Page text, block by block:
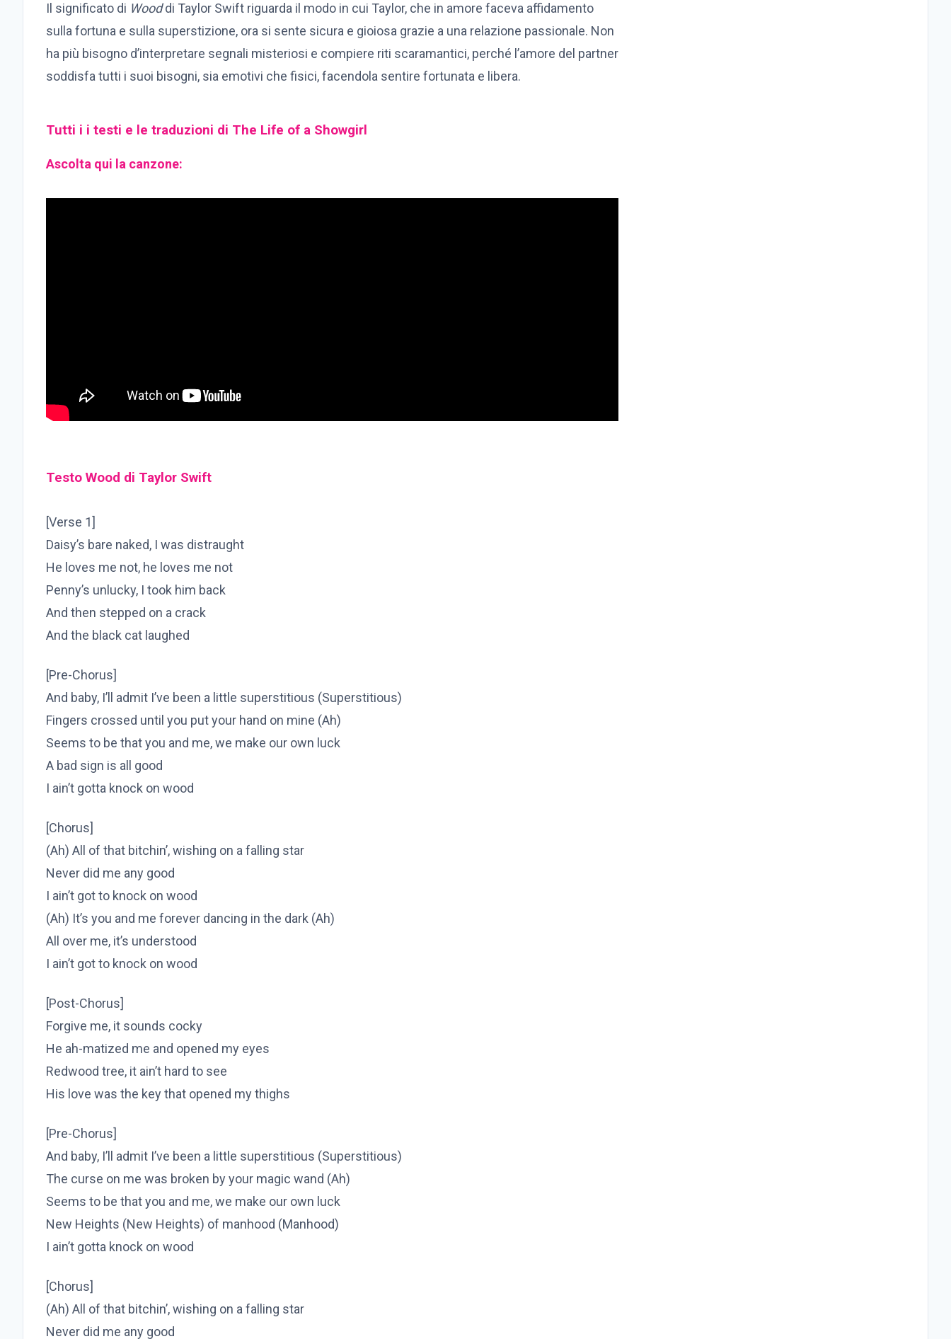
Il significato di Wooddi Taylor Swift riguarda il modo in cui Taylor, che in amore faceva affidamento
sulla fortuna e sulla superstizione, ora si sente sicura e gioiosa grazie a una relazione passionale. Non
ha più bisogno d’interpretare segnali misteriosi e compiere riti scaramantici, perché l’amore del partner
soddisfa tutti i suoi bisogni, sia emotivi che fisici, facendola sentire fortunata e libera.
Tutti i i testi e le traduzioni di The Life of a Showgirl
Ascolta qui la canzone:
Testo Wood di Taylor Swift
[Verse 1]
Daisy’s bare naked, I was distraught
He loves me not, he loves me not
Penny’s unlucky, I took him back
And then stepped on a crack
And the black cat laughed
[Pre-Chorus]
And baby, I’ll admit I’ve been a little superstitious (Superstitious)
Fingers crossed until you put your hand on mine (Ah)
Seems to be that you and me, we make our own luck
A bad sign is all good
I ain’t gotta knock on wood
[Chorus]
(Ah) All of that bitchin’, wishing on a falling star
Never did me any good
I ain’t got to knock on wood
(Ah) It’s you and me forever dancing in the dark (Ah)
All over me, it’s understood
I ain’t got to knock on wood
[Post-Chorus]
Forgive me, it sounds cocky
He ah-matized me and opened my еyes
Redwood tree, it ain’t hard to see
His love was thе key that opened my thighs
[Pre-Chorus]
And baby, I’ll admit I’ve been a little superstitious (Superstitious)
The curse on me was broken by your magic wand (Ah)
Seems to be that you and me, we make our own luck
New Heights (New Heights) of manhood (Manhood)
I ain’t gotta knock on wood
[Chorus]
(Ah) All of that bitchin’, wishing on a falling star
Never did me any good